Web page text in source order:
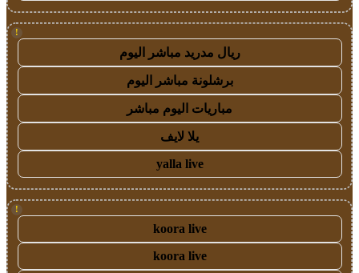
!
ريال مدريد مباشر اليوم
برشلونة مباشر اليوم
مباريات اليوم مباشر
يلا لايف
yalla live
!
koora live
koora live